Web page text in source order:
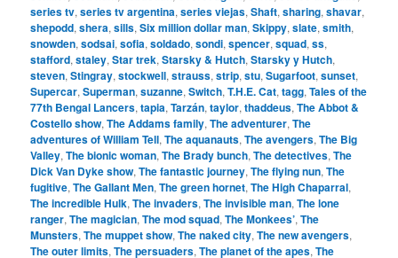
series tv,series tv argentina,series viejas,Shaft,sharing,shavar,
shepodd,shera,sills,Six million dollar man,Skippy,slate,smith,
snowden,sodsai,sofia,soldado,sondi,spencer,squad,ss,
stafford,staley,Star trek,Starsky & Hutch,Starsky y Hutch,
steven,Stingray,stockwell,strauss,strip,stu,Sugarfoot,sunset,
Supercar,Superman,suzanne,Switch,T.H.E. Cat,tagg,Tales of the
77th Bengal Lancers,tapia,Tarzán,taylor,thaddeus,The Abbot &
Costello show,The Addams family,The adventurer,The
adventures of William Tell,The aquanauts,The avengers,The Big
Valley,The bionic woman,The Brady bunch,The detectives,The
Dick Van Dyke show,The fantastic journey,The flying nun,The
fugitive,The Gallant Men,The green hornet,The High Chaparral,
The incredible Hulk,The invaders,The invisible man,The lone
ranger,The magician,The mod squad,The Monkees’,The
Munsters,The muppet show,The naked city,The new avengers,
The outer limits,The persuaders,The planet of the apes,The